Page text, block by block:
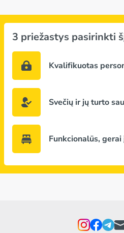
3 priežastys pasirinkti
Kvalifikuotas
Svečių ir jų turto
Funkcionalūs,